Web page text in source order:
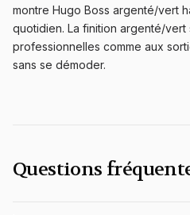
montre Hugo Boss argenté/vert
quotidien. La finition argenté/
professionnelles comme aux
sans se démoder.
Questions